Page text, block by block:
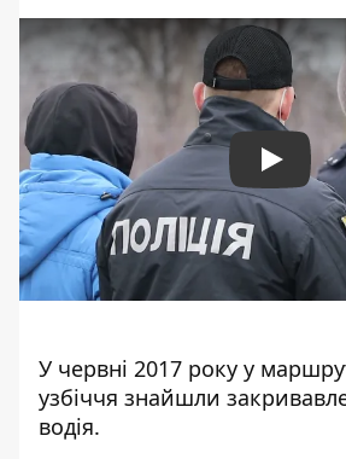
Play
У червні 2017 року у
узбіччя знайшли
водія.